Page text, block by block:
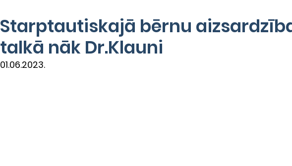
Starptautiskajā bērnu
talkā nāk Dr.Klauni
01.06.2023.